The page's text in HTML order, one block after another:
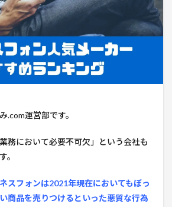
.com運営部です。
務において必要不可欠」という会社も
。
スフォンは2021年現在においてもぼっ
商品を売りつけるといった悪質な行為